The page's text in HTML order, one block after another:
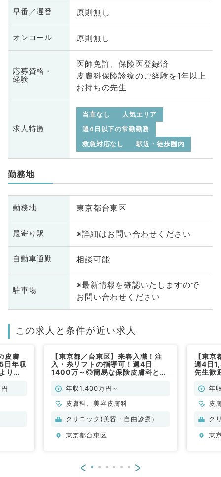
早番／遅番 原則無し
オンコール 原則無し
応募資格・
経験
医師免許、保険医登録済
皮膚科保険診療のご経験を1年以上
お持ちの先生
求人特徴
当直なし
人気エリア
週4日以下の常勤勤務
救急対応なし
駅近・徒歩圏内
勤務地
勤務地 東京都台東区
最寄り駅 ※詳細はお問い合わせください
自動車通勤 相談可能
駐車場
※最新情報を確認いたしますので
お問い合わせください
この求人と条件が近い求人
皮膚
日年収
りご
クに
【東京都／台東区】来春入職！注
入・糸リフトの指導可！週4日
1400万～◎簡易な保険皮膚科と9
膚科、美容皮膚科／常勤)
年収1,400万円～
皮膚科、美容皮膚科
クリニック(美容・自由診療）
東京都台東区
【東
週4日
先生歓
年
皮
ク
東
< >